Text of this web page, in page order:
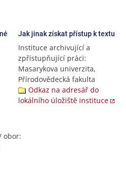
Jak jinak získat přístup k textu
Instituce archivující a
zpřístupňující práci:
Masarykova univerzita,
Přírodovědecká fakulta
Odkaz na adresář do
lokálního úložiště instituce
obor: